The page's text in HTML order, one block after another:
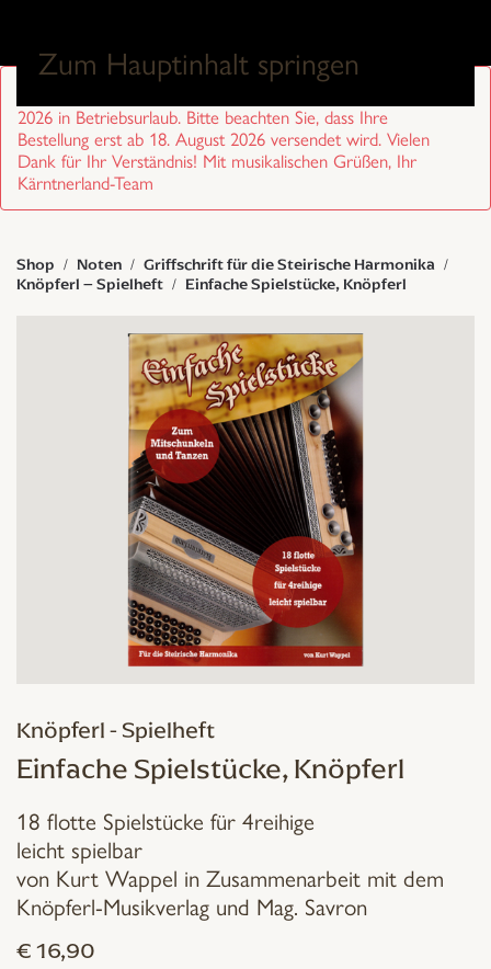
Zum Hauptinhalt springen
2026 in Betriebsurlaub. Bitte beachten Sie, dass Ihre
Bestellung erst ab 18. August 2026 versendet wird. Vielen
Dank für Ihr Verständnis! Mit musikalischen Grüßen, Ihr
Kärntnerland-Team
Shop Noten
Griffschrift für die Steirische Harmonika
Knöpferl – Spielheft
Einfache Spielstücke, Knöpferl
Knöpferl - Spielheft
Einfache Spielstücke, Knöpferl
18 flotte Spielstücke für 4reihige
leicht spielbar
von Kurt Wappel in Zusammenarbeit mit dem
Knöpferl-Musikverlag und Mag. Savron
€ 16,90